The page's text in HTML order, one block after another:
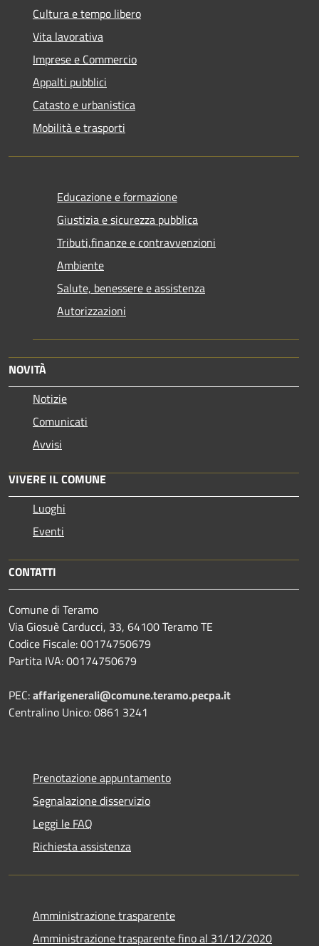
Cultura e tempo libero
Vita lavorativa
Imprese e Commercio
Appalti pubblici
Catasto e urbanistica
Mobilità e trasporti
Educazione e formazione
Giustizia e sicurezza pubblica
Tributi,finanze e contravvenzioni
Ambiente
Salute, benessere e assistenza
Autorizzazioni
NOVITÀ
Notizie
Comunicati
Avvisi
VIVERE IL COMUNE
Luoghi
Eventi
CONTATTI
Comune di Teramo
Via Giosuè Carducci, 33, 64100 Teramo TE
Codice Fiscale: 00174750679
Partita IVA: 00174750679
PEC:affarigenerali@comune.teramo.pecpa.it
Centralino Unico: 0861 3241
Prenotazione appuntamento
Segnalazione disservizio
Leggi le FAQ
Richiesta assistenza
Amministrazione trasparente
Amministrazione trasparente fino al 31/12/2020